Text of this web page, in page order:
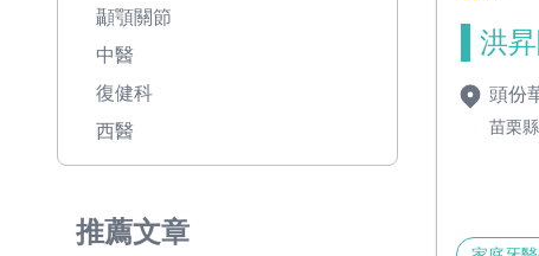
顳顎關節
中醫
復健科
西醫
推薦文章
洪
頭份
苗栗